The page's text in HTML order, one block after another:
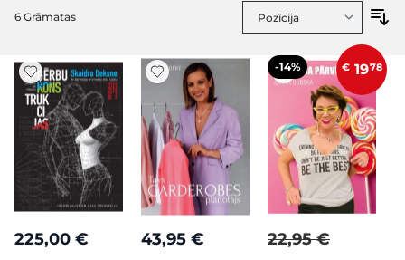
6 Grāmatas
225,00 € 43,95 €
-14% € 1978
22,95 €